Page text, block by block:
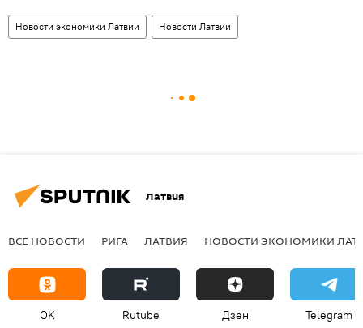
Новости экономики Латвии Новости Латвии
Латвия
ВСЕ НОВОСТИ РИГА ЛАТВИЯ НОВОСТИ ЭКОНОМИКИ
OK Rutube Дзен Telegram